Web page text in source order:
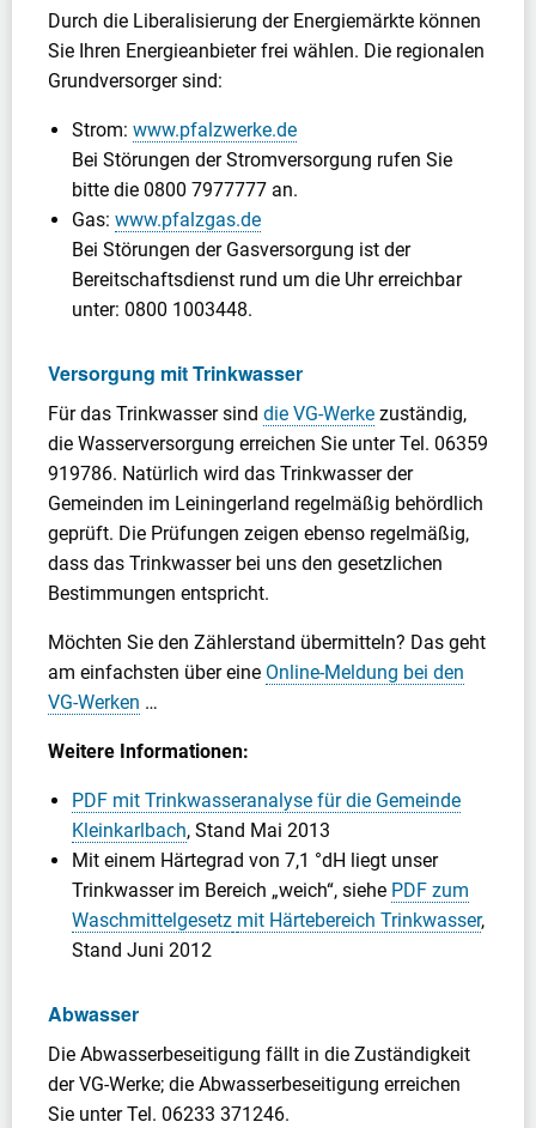
Durch die Liberalisierung der Energiemärkte können
Sie Ihren Energieanbieter frei wählen. Die regionalen
Grundversorger sind:
Strom: www.pfalzwerke.de
Bei Störungen der Stromversorgung rufen Sie
bitte die 0800 7977777 an.
Gas: www.pfalzgas.de
Bei Störungen der Gasversorgung ist der
Bereitschaftsdienst rund um die Uhr erreichbar
unter: 0800 1003448.
Versorgung mit Trinkwasser
Für das Trinkwasser sind die VG-Werke zuständig,
die Wasserversorgung erreichen Sie unter Tel. 06359
919786. Natürlich wird das Trinkwasser der
Gemeinden im Leiningerland regelmäßig behördlich
geprüft. Die Prüfungen zeigen ebenso regelmäßig,
dass das Trinkwasser bei uns den gesetzlichen
Bestimmungen entspricht.
Möchten Sie den Zählerstand übermitteln? Das geht
am einfachsten über eine Online-Meldung bei den
VG-Werken …
Weitere Informationen:
PDF mit Trinkwasseranalyse für die Gemeinde
Kleinkarlbach, Stand Mai 2013
Mit einem Härtegrad von 7,1 °dH liegt unser
Trinkwasser im Bereich „weich“, siehe PDF zum
Waschmittelgesetz mit Härtebereich Trinkwasser,
Stand Juni 2012
Abwasser
Die Abwasserbeseitigung fällt in die Zuständigkeit
der VG-Werke; die Abwasserbeseitigung erreichen
Sie unter Tel. 06233 371246.